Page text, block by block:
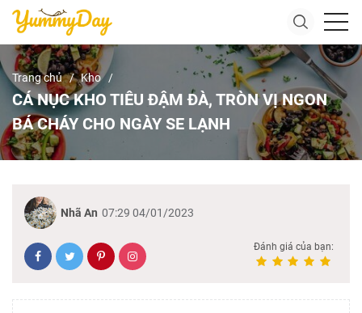
Trang chủ Kho
CÁ NỤC KHO TIÊU ĐẬM ĐÀ, TRÒN VỊ NGON
BÁ CHÁY CHO NGÀY SE LẠNH
Nhã An 07:29 04/01/2023
Đánh giá của bạn: